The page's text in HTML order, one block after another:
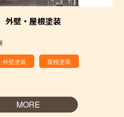
壁・屋根塗装
外壁塗装 屋根塗装
MORE